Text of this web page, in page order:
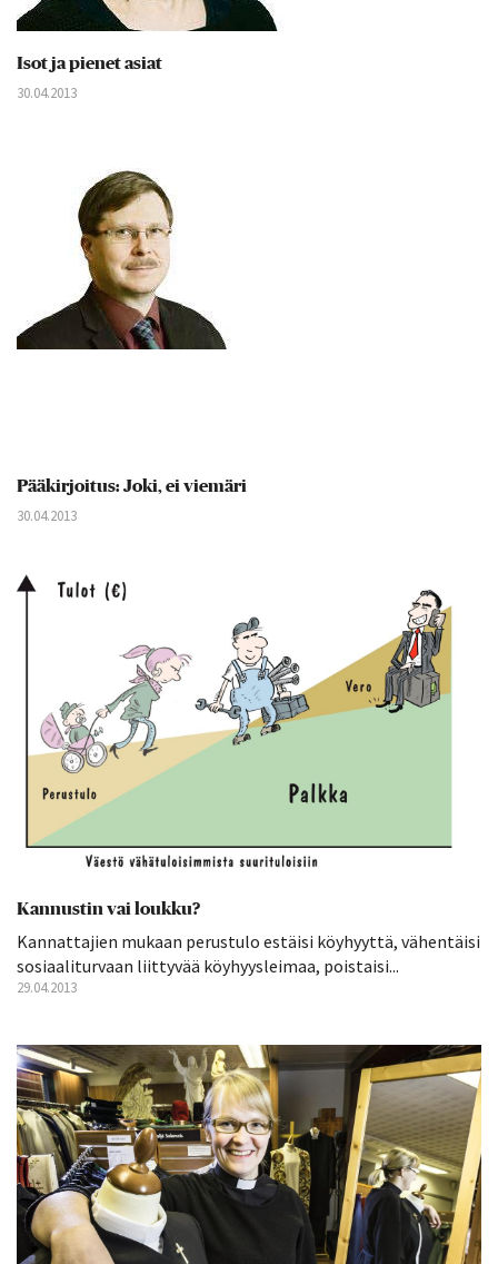
Isot ja pienet asiat
30.04.2013
Pääkirjoitus: Joki, ei viemäri
30.04.2013
Kannustin vai loukku?
Kannattajien mukaan perustulo estäisi köyhyyttä, vähentäisi
sosiaaliturvaan liittyvää köyhyysleimaa, poistaisi...
29.04.2013